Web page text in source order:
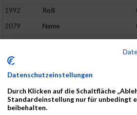
1992
Roß
2079
Name
1893
Kreuzberg
1905
2120
Fink
1787
Friedrich
1794
Gamisch
Datenschutzeinstellungen
Durch Klicken auf die Schaltfläche
Standardeinstellung nur für unbedingt
beibehalten.